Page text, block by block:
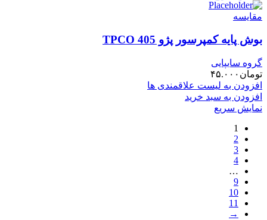
مقایسه
بوش پایه کمپرسور پژو 405 TPCO
گروه سایپایی
تومان ۴۵.۰۰۰
افزودن به لیست علاقمندی ها
افزودن به سبد خرید
نمایش سریع
1
2
3
4
…
9
10
11
→